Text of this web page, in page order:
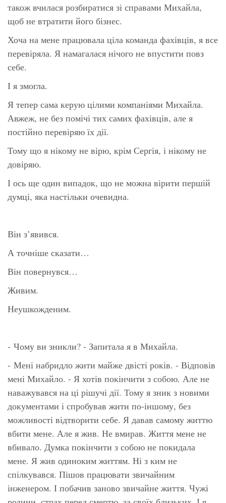
також вчилася розбиратися зі справами Михайла,
щоб не втратити його бізнес.
Хоча на мене працювала ціла команда фахівців, я все
перевіряла. Я намагалася нічого не впустити повз
себе.
І я змогла.
Я тепер сама керую цілими компаніями Михайла.
Авжеж, не без помічі тих самих фахівців, але я
постійно перевіряю їх дії.
Тому що я нікому не вірю, крім Сергія, і нікому не
довіряю.
І ось ще один випадок, що не можна вірити першій
думці, яка настільки очевидна.
Він з’явився.
А точніше сказати…
Він повернувся…
Живим.
Неушкожденим.
- Чому ви зникли? - Запитала я в Михайла.
- Мені набридло жити майже двісті років. - Відповів
мені Михайло. - Я хотів покінчити з собою. Але не
наважувався на ці рішучі дії. Тому я зник з новими
документами і спробував жити по-іншому, без
можливості відтворити себе. Я давав самому життю
вбити мене. Але я жив. Не вмирав. Життя мене не
вбивало. Думка покінчити з собою не покидала
мене. Я жив одиноким життям. Ні з ким не
спілкувався. Пішов працювати звичайним
інженером. І побачив заново звичайне життя. Чужі